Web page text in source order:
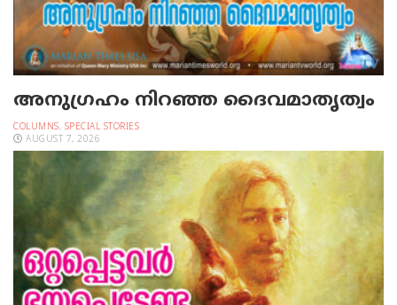
അനുഗ്രഹം നിറഞ്ഞ ദൈവമാതൃത്വം
COLUMNS, SPECIAL STORIES
AUGUST 7, 2026